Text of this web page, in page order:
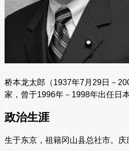
桥本龙太郎（1937年7月29日－
家，曾于1996年－1998年出任日
政治生涯
生于东京，祖籍冈山县总社市。庆